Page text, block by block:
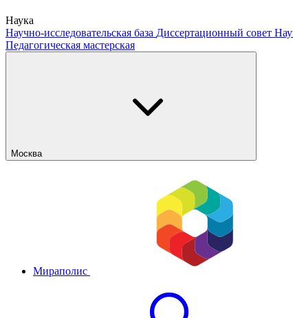
Наука
Научно-исследовательская база Диссертационный совет
Педагогическая мастерская
Москва
Мираполис